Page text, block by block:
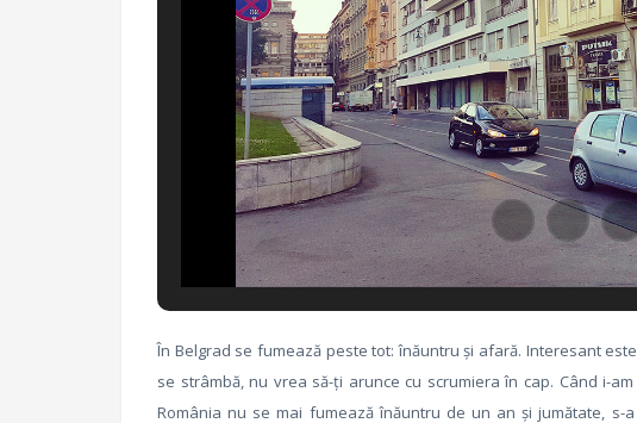
În Belgrad se fumează peste tot: înăuntru și afară. Interesant
se strâmbă, nu vrea să-ți arunce cu scrumiera în cap. Când i-
România nu se mai fumează înăuntru de un an și jumătate, s-